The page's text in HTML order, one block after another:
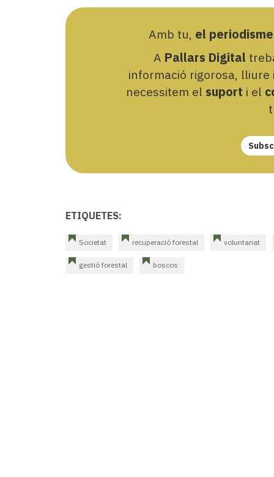
Amb tu, el
A Pallars Digital
informació rigorosa,
necessitem el suport i el
ETIQUETES:
Societat recuperació forestal voluntariat
gestió forestal boscos